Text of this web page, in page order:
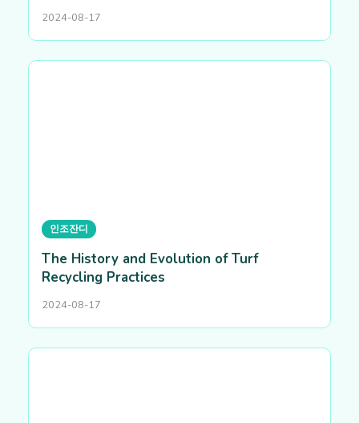
2024-08-17
인조잔디
The History and Evolution of Turf
Recycling Practices
2024-08-17